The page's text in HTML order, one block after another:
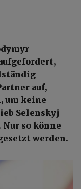
auf,
um keine
Selenskyj
so könne
werden.